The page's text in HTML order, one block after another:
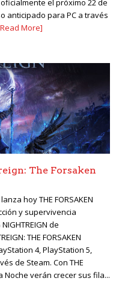
el próximo 22 de
anticipado para PC a través
More]
The Forsaken
hoy THE FORSAKEN
y supervivencia
de
THE FORSAKEN
4, PlayStation 5,
de Steam. Con THE
Noche verán crecer sus fila...